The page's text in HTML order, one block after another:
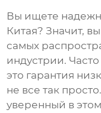
Вы ищете
Китая? Значит,
самых
индустрии.
это гарантия
не все так
уверенный в